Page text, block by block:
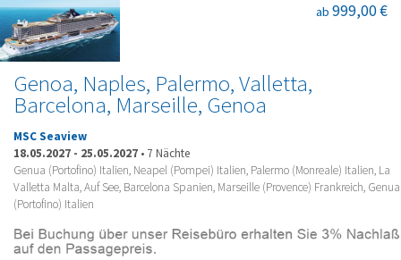
Genoa, Naples, Palermo, Valletta,
Barcelona, Marseille, Genoa
ab 999,00 €
MSC Seaview
18.05.2027 - 25.05.2027 • 7 Nächte
Genua (Portofino) Italien, Neapel (Pompei) Italien, Palermo (Monreale) Italien, La
Valletta Malta, Auf See, Barcelona Spanien, Marseille (Provence) Frankreich, Genua
(Portofino) Italien